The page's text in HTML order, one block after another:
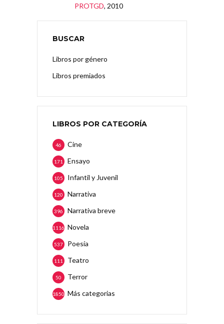
PROTGD, 2010
BUSCAR
Libros por género
Libros premiados
LIBROS POR CATEGORÍA
Cine
46
Ensayo
171
Infantil y Juvenil
105
Narrativa
120
Narrativa breve
396
Novela
1116
Poesía
537
Teatro
111
Terror
50
Más categorias
1850